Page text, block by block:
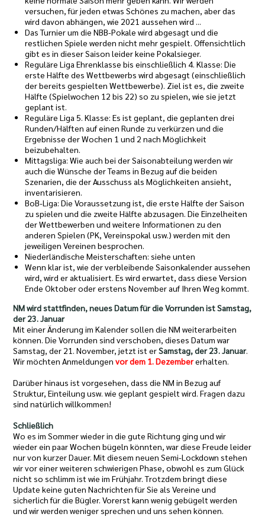
versuchen, für jeden etwas Schönes zu machen, aber das
wird davon abhängen, wie 2021 aussehen wird ...
Das Turnier um die NBB-Pokale wird abgesagt und die
restlichen Spiele werden nicht mehr gespielt. Offensichtlich
gibt es in dieser Saison leider keine Pokalsieger.
Reguläre Liga Ehrenklasse bis einschließlich 4. Klasse: Die
erste Hälfte des Wettbewerbs wird abgesagt (einschließlich
der bereits gespielten Wettbewerbe). Ziel ist es, die zweite
Hälfte (Spielwochen 12 bis 22) so zu spielen, wie sie jetzt
geplant ist.
Reguläre Liga 5. Klasse: Es ist geplant, die geplanten drei
Runden/Hälften auf einen Runde zu verkürzen und die
Ergebnisse der Wochen 1 und 2 nach Möglichkeit
beizubehalten.
Mittagsliga: Wie auch bei der Saisonabteilung werden wir
auch die Wünsche der Teams in Bezug auf die beiden
Szenarien, die der Ausschuss als Möglichkeiten ansieht,
inventarisieren.
BoB-Liga: Die Voraussetzung ist, die erste Hälfte der Saison
zu spielen und die zweite Hälfte abzusagen. Die Einzelheiten
der Wettbewerben und weitere Informationen zu den
anderen Spielen (PK, Vereinspokal usw.) werden mit den
jeweiligen Vereinen besprochen.
Niederländische Meisterschaften: siehe unten
Wenn klar ist, wie der verbleibende Saisonkalender aussehen
wird, wird er aktualisiert. Es wird erwartet, dass diese Version
Ende Oktober oder erstens November auf Ihren Weg kommt.
NM wird stattfinden, neues Datum für die Vorrunden ist Samstag,
der 23. Januar
Mit einer Änderung im Kalender sollen die NM weiterarbeiten
können. Die Vorrunden sind verschoben, dieses Datum war
Samstag, der 21. November, jetzt ist erSamstag, der 23. Januar.
Wir möchten Anmeldungenvor dem 1. Dezembererhalten.
Darüber hinaus ist vorgesehen, dass die NM in Bezug auf
Struktur, Einteilung usw. wie geplant gespielt wird. Fragen dazu
sind natürlich willkommen!
Schließlich
Wo es im Sommer wieder in die gute Richtung ging und wir
wieder ein paar Wochen bügeln könnten, war diese Freude leider
nur von kurzer Dauer. Mit diesem neuen Semi-Lockdown stehen
wir vor einer weiteren schwierigen Phase, obwohl es zum Glück
nicht so schlimm ist wie im Frühjahr. Trotzdem bringt diese
Update keine guten Nachrichten für Sie als Vereine und
sicherlich für die Bügler. Vorerst kann wenig gebügelt werden
und wir werden weniger sprechen und uns sehen können.